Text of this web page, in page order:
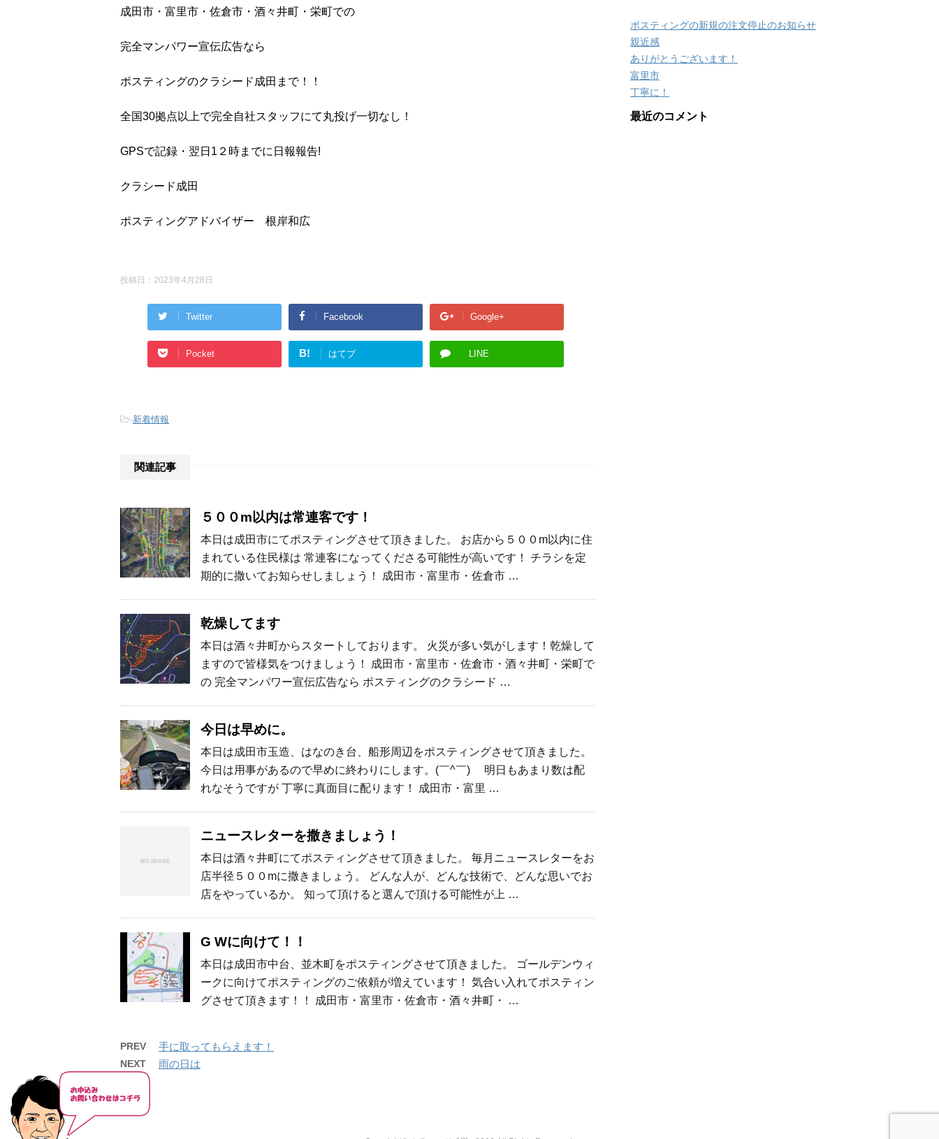
成田市・富里市・佐倉市・酒々井町・栄町での
完全マンパワー宣伝広告なら
ポスティングのクラシード成田まで！！
全国30拠点以上で完全自社スタッフにて丸投げ一切なし！
GPSで記録・翌日1２時までに日報報告!
クラシード成田
ポスティングアドバイザー 根岸和広
投稿日： 2023年4月28日
Twitter Facebook Google+
Pocket B! はてブ LINE
-新着情報
関連記事
５００m以内は常連客です！
本日は成田市にてポスティングさせて頂きました。 お店から５００m以内に住
まれている住民様は 常連客になってくださる可能性が高いです！ チラシを定
期的に撒いてお知らせしましょう！ 成田市・富里市・佐倉市 …
乾燥してます
本日は酒々井町からスタートしております。 火災が多い気がします！乾燥して
ますので皆様気をつけましょう！ 成田市・富里市・佐倉市・酒々井町・栄町で
の 完全マンパワー宣伝広告なら ポスティングのクラシード …
今日は早めに。
本日は成田市玉造、はなのき台、船形周辺をポスティングさせて頂きました。
今日は用事があるので早めに終わりにします。(￣^￣)ゞ 明日もあまり数は配
れなそうですが 丁寧に真面目に配ります！ 成田市・富里 …
ニュースレターを撒きましょう！
本日は酒々井町にてポスティングさせて頂きました。 毎月ニュースレターをお
店半径５００mに撒きましょう。 どんな人が、どんな技術で、どんな思いでお
店をやっているか。 知って頂けると選んで頂ける可能性が上 …
G Wに向けて！！
本日は成田市中台、並木町をポスティングさせて頂きました。 ゴールデンウィ
ークに向けてポスティングのご依頼が増えています！ 気合い入れてポスティン
グさせて頂きます！！ 成田市・富里市・佐倉市・酒々井町・ …
PREV 手に取ってもらえます！
NEXT 雨の日は
ポスティングの新規の注文停止のお知らせ
親近感
ありがとうございます！
富里市
丁寧に！
最近のコメント